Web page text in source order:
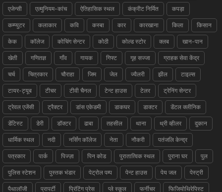
एजेन्सी एल्मुनियम-कांच ऐतिहासिक स्थल कंक्रीट निर्मित कपड़ा
कम्प्युटर कलाकार कवि कस्बा कार कारखाना किला किसान
केक कॉलेज कोचिंग सेन्टर कोठी कोल्ड स्टोर क्लब खान-पान
खेती गणितज्ञ गाँव गायक गिफ्ट गृह सज्जा ग्राहक सेवा केंद्र
चर्च चित्रकार चौराहा जिम जेल ज्वैलरी झील टाइल्स
टायर-ट्यूब टीचर टीवी चैनल टेन्ट हाउस टेलर ट्रेनिंग सेन्टर
ट्रेवल एजेंसी ट्रैक्टर डांस एकेडमी डाकघर डाक्टर डेंटल क्लीनिक
डेंटिस्ट डेरी डॉक्टर ढाबा तहसील थाना थ्री व्हीलर दुकान
धार्मिक स्थल नदी नर्सिंग कॉलेज नेता नौकरी पतंजलि केन्द्र
पत्रकार पार्क पिज्ज़ा पिन कोड पुरातात्विक स्थल पुराना घर पुल
पुलिस स्टेशन पुस्तक भंडार पेट्रोल पम्प पेन्ट हाउस पेय जल पेस्ट्री
पैथालॉजी प्रापर्टी प्रिंटिंग प्रेस प्ले स्कूल फर्नीचर फिजियोथिरेपिस्ट